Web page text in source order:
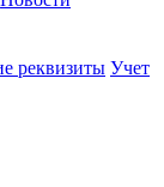
реквизиты Учет